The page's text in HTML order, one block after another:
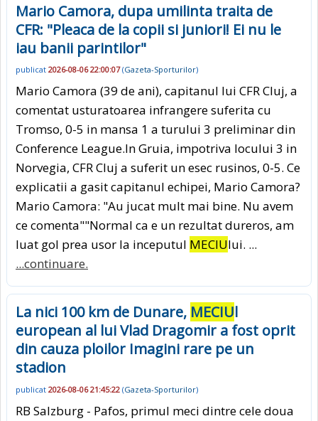
Mario Camora, dupa umilinta traita de
CFR: "Pleaca de la copii si juniori! Ei nu le
iau banii parintilor"
publicat 2026-08-06 22:00:07(Gazeta-Sporturilor)
Mario Camora (39 de ani), capitanul lui CFR Cluj, a
comentat usturatoarea infrangere suferita cu
Tromso, 0-5 in mansa 1 a turului 3 preliminar din
Conference League.In Gruia, impotriva locului 3 in
Norvegia, CFR Cluj a suferit un esec rusinos, 0-5. Ce
explicatii a gasit capitanul echipei, Mario Camora?
Mario Camora: "Au jucat mult mai bine. Nu avem
ce comenta""Normal ca e un rezultat dureros, am
luat gol prea usor la inceputul MECIUlui. ...
...continuare.
La nici 100 km de Dunare, MECIUl
european al lui Vlad Dragomir a fost oprit
din cauza ploilor Imagini rare pe un
stadion
publicat 2026-08-06 21:45:22 (Gazeta-Sporturilor)
RB Salzburg - Pafos, primul meci dintre cele doua